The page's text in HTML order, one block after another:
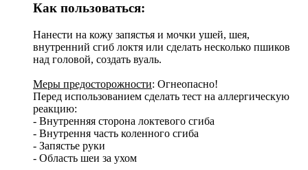
Как пользоваться:
Нанести на кожу запястья и мочки ушей, шея,
внутренний сгиб локтя или сделать несколько пшиков
над головой, создать вуаль.
Меры предосторожности: Огнеопасно!
Перед использованием сделать тест на аллергическую
реакцию:
- Внутренняя сторона локтевого сгиба
- Внутрення часть коленного сгиба
- Запястье руки
- Область шеи за ухом